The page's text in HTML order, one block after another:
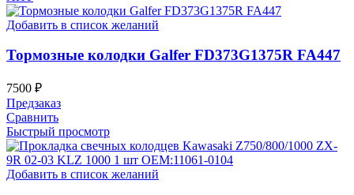
Добавить в список желаний
Тормозные колодки Galfer FD373G1375R FA447
7500 ₽
Предзаказ
Сравнить
Быстрый просмотр
Добавить в список желаний